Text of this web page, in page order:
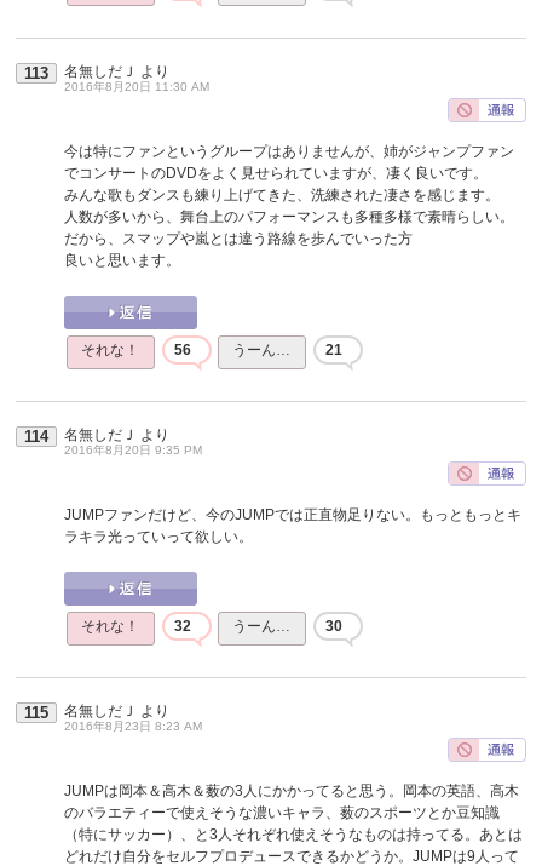
113 名無しだＪ より
2016年8月20日 11:30 AM
今は特にファンというグループはありませんが、姉がジャンプファン
でコンサートのDVDをよく見せられていますが、凄く良いです。
みんな歌もダンスも練り上げてきた、洗練された凄さを感じます。
人数が多いから、舞台上のパフォーマンスも多種多様で素晴らしい。
だから、スマップや嵐とは違う路線を歩んでいった方
良いと思います。
それな！ 56 うーん… 21
114 名無しだＪ より
2016年8月20日 9:35 PM
JUMPファンだけど、今のJUMPでは正直物足りない。もっともっとキ
ラキラ光っていって欲しい。
それな！ 32 うーん… 30
115 名無しだＪ より
2016年8月23日 8:23 AM
JUMPは岡本＆高木＆薮の3人にかかってると思う。岡本の英語、高木
のバラエティーで使えそうな濃いキャラ、薮のスポーツとか豆知識
（特にサッカー）、と3人それぞれ使えそうなものは持ってる。あとは
どれだけ自分をセルフプロデュースできるかどうか。JUMPは9人って